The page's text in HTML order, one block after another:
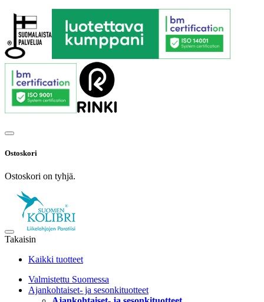
Ostoskori
Ostoskori on tyhjä.
Takaisin
Kaikki tuotteet
Valmistettu Suomessa
Ajankohtaiset- ja sesonkituotteet